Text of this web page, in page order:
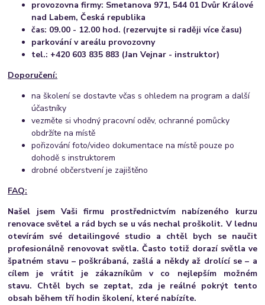
provozovna firmy: Smetanova 971, 544 01 Dvůr Králové
nad Labem, Česká republika
čas: 09.00 - 12.00 hod. (rezervujte si raději více času)
parkování v areálu provozovny
tel.: +420 603 835 883 (Jan Vejnar - instruktor)
Doporučení:
na školení se dostavte včas s ohledem na program a další
účastníky
vezměte si vhodný pracovní oděv, ochranné pomůcky
obdržíte na místě
pořizování foto/video dokumentace na místě pouze po
dohodě s instruktorem
drobné občerstvení je zajištěno
FAQ:
Našel jsem Vaši firmu prostřednictvím nabízeného kurzu
renovace světel a rád bych se u vás nechal proškolit. V lednu
otevírám své detailingové studio a chtěl bych se naučit
profesionálně renovovat světla. Často totiž dorazí světla ve
špatném stavu – poškrábaná, zašlá a někdy až drolící se – a
cílem je vrátit je zákazníkům v co nejlepším možném
stavu. Chtěl bych se zeptat, zda je reálné pokrýt tento
obsah během tří hodin školení, které nabízíte.